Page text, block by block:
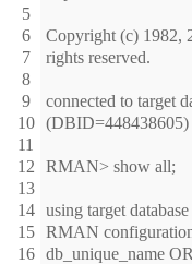
5
6
7
8
9
10
11
12
13
14
15
16
Copyright (c) 1982,
rights reserved.
connected to target
(DBID=448438605)
RMAN> show all;
using target
RMAN
db_unique_name